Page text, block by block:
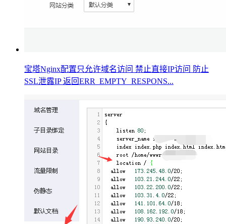
宝塔Nginx配置只允许域名访问 禁止直接IP访问 防止
SSL泄露IP 返回ERR_EMPTY_RESPONS...